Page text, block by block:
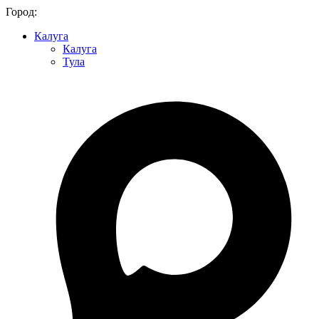
Город:
Калуга
Калуга
Тула